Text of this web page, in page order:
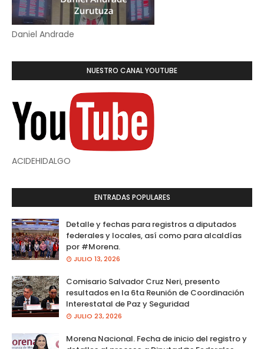
Daniel Andrade
NUESTRO CANAL YOUTUBE
ACIDEHIDALGO
ENTRADAS POPULARES
Detalle y fechas para registros a diputados
federales y locales, así como para alcaldías
por #Morena.
JULIO 13, 2026
Comisario Salvador Cruz Neri, presento
resultados en la 6ta Reunión de Coordinación
Interestatal de Paz y Seguridad
JULIO 23, 2026
Morena Nacional. Fecha de inicio del registro y